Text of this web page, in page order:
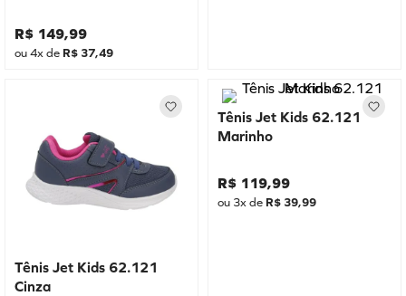
R$ 149,99
ou4x de R$ 37,49
Tênis Jet Kids 62.121
Cinza
Tênis Jet Kids 62.121
Marinho
R$ 119,99
ou 3x de R$ 39,99